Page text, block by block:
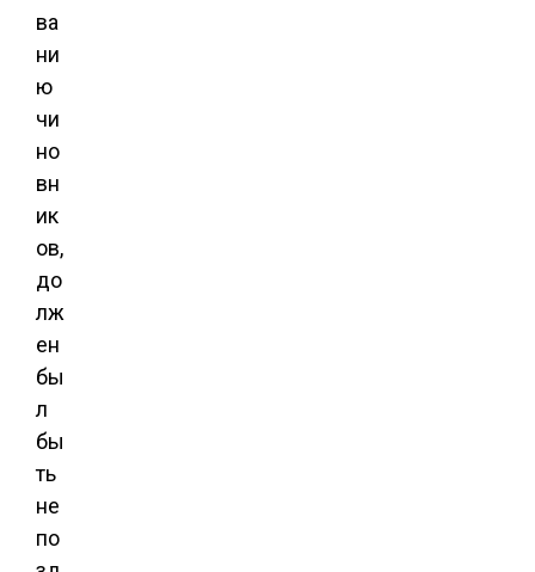
ва
ни
ю
чи
но
вн
ик
ов,
до
лж
ен
бы
л
бы
ть
не
по